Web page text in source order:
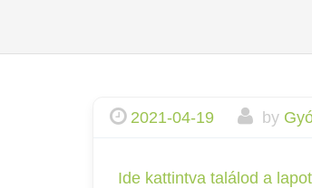
2021-04-19 by
Ide kattintva találod a